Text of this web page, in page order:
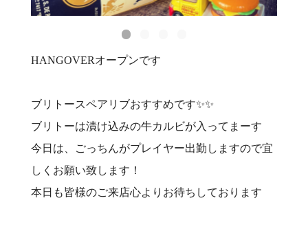
HANGOVERオープンです
ブリトースペアリブおすすめです✨✨
ブリトーは漬け込みの牛カルビが入ってまーす
今日は、ごっちんがプレイヤー出勤しますので宜
しくお願い致します！
本日も皆様のご来店心よりお待ちしております